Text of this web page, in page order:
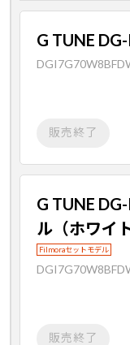
G TUNE
販売終了
G TUNE
ル（ホワイト
Filmoraセットモデル
販売終了